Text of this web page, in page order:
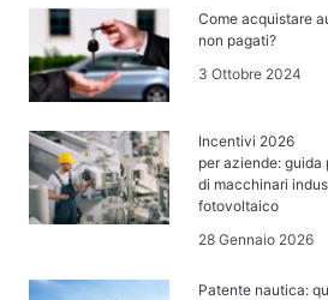
Come acquistare
non pagati?
3 Ottobre 2024
Incentivi 2026
per aziende: guida
di macchinari
fotovoltaico
28 Gennaio 2026
Patente nautica: